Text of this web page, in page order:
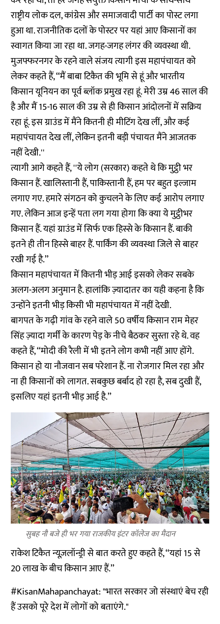
राष्ट्रीय लोक दल, कांग्रेस और समाजवादी पार्टी का पोस्ट लगा
हुआ था. राजनीतिक दलों के पोस्टर पर यहां आए किसानों का
स्वागत किया जा रहा था. जगह-जगह लंगर की व्यवस्था थी.
मुजफ्फरनगर के रहने वाले संजय त्यागी इस महापंचायत को
लेकर कहते हैं, ‘‘मैं बाबा टिकैत की भूमि से हूं और भारतीय
किसान यूनियन का पूर्व ब्लॉक प्रमुख रहा हूं. मेरी उम्र 46 साल की
है और मैं 15-16 साल की उम्र से ही किसान आंदोलनों में सक्रिय
रहा हूं. इस ग्राउंड में मैंने कितनी ही मीटिंग देख लीं, और कई
महापंचायत देख लीं, लेकिन इतनी बड़ी पंचायत मैंने आजतक
नहीं देखी.''
त्यागी आगे कहते हैं, ''ये लोग (सरकार) कहते थे कि मुट्ठी भर
किसान हैं. खालिस्तानी हैं, पाकिस्तानी हैं, हम पर बहुत इल्जाम
लगाए गए. हमारे संगठन को कुचलने के लिए कई आरोप लगाए
गए. लेकिन आज इन्हें पता लग गया होगा कि क्या ये मुट्ठीभर
किसान हैं. यहां ग्राउंड में सिर्फ एक हिस्से के किसान हैं. बाकी
इतने ही तीन हिस्से बाहर हैं. पार्किंग की व्यवस्था जिले से बाहर
रखी गई है.’’
किसान महापंचायत में कितनी भीड़ आई इसको लेकर सबके
अलग-अलग अनुमान है. हालांकि ज़्यादातर का यही कहना है कि
उन्होंने इतनी भीड़ किसी भी महापंचायत में नहीं देखी.
बागपत के गढ़ी गांव के रहने वाले 50 वर्षीय किसान राम मेहर
सिंह ज़्यादा गर्मीं के कारण पेड़ के नीचे बैठकर सुस्ता रहे थे. वह
कहते हैं, ‘‘मोदी की रैली में भी इतने लोग कभी नहीं आए होंगे.
किसान हो या नौजवान सब परेशान हैं. ना रोजगार मिल रहा और
ना ही किसानों को लागत. सबकुछ बर्बाद हो रहा है, सब दुखी हैं,
इसलिए यहां इतनी भीड़ आई है.’’
सुबह नौ बजे ही भर गया राजकीय इंटर कॉलेज का मैदान
राकेश टिकैत न्यूज़लॉन्ड्री से बात करते हुए कहते हैं, ‘‘यहां 15 से
20 लाख के बीच किसान आए हैं.’’
#KisanMahapanchayat: "भारत सरकार जो संस्थाएं बेच रही
हैं उसको पूरे देश में लोगों को बताएंगे."